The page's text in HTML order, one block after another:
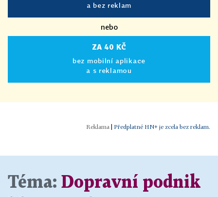
a bez reklam
nebo
ZA 40 KČ
bez mobilní aplikace
a s reklamou
| Předplatné HN+ je zcela bez reklam.
Téma: Dopravní podnik